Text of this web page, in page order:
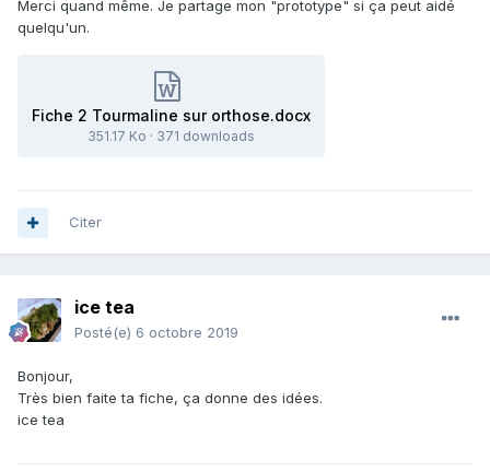
Merci quand même. Je partage mon "prototype" si ça peut aidé
quelqu'un.
Fiche 2 Tourmaline sur orthose.docx
351.17 Ko · 371 downloads
Citer
ice tea
Posté(e) 6 octobre 2019
Bonjour,
Très bien faite ta fiche, ça donne des idées.
ice tea